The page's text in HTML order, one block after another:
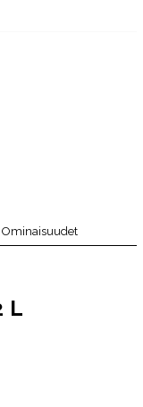
Ominaisuudet
L